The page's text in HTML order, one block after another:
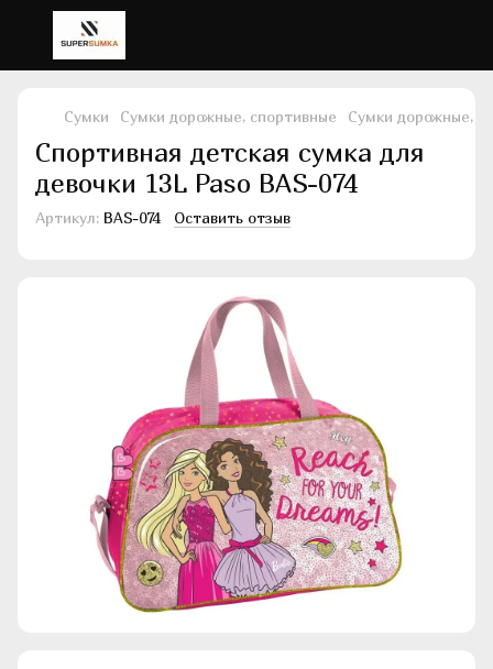
Сумки Сумки дорожные, спортивные Сумки дорожные,
Спортивная детская сумка для
девочки 13L Paso BAS-074
Артикул: BAS-074 Оставить отзыв